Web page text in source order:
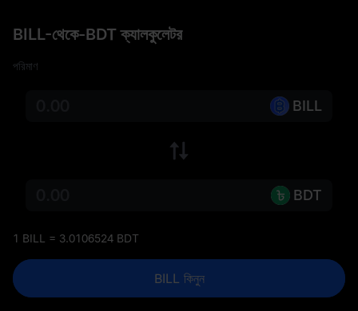
BILL-থেকে-BDT ক্যালকুলেটর
পরিমাণ
BILL
BDT
1 BILL = 3.0106524 BDT
BILL কিনুন